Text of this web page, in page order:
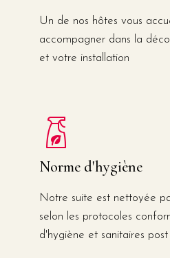
Un de nos hôtes vous
accompagner dans la
et votre installation
Norme d'hygiène
Notre suite est nettoyée
selon les protocoles
d'hygiène et sanitaires